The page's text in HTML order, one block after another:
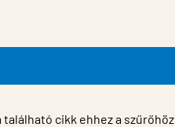
található cikk ehhez a szűrőhöz